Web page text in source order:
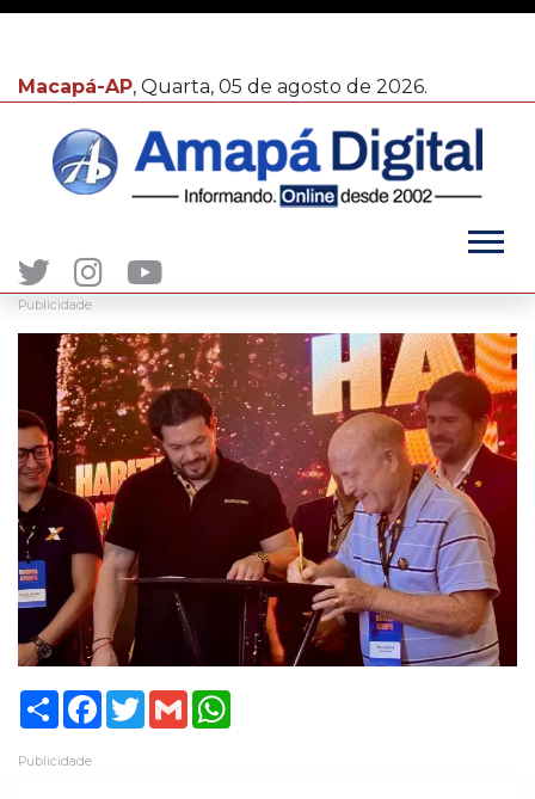
Macapá-AP, Quarta, 05 de agosto de 2026.
Publicidade
ShareFacebook
TwitterGmail
Publicidade